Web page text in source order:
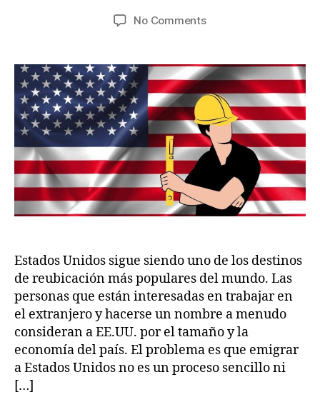
s
o
m
4
0
2
No Commentson
Estados
Unidos:
cómo
trasladarse
a
la
tierra
las
oportunidades
Estados Unidos sigue siendo uno de los destinos
de reubicación más populares del mundo. Las
personas que están interesadas en trabajar en
el extranjero y hacerse un nombre a menudo
consideran a EE.UU. por el tamaño y la
economía del país. El problema es que emigrar
a Estados Unidos no es un proceso sencillo ni
[…]